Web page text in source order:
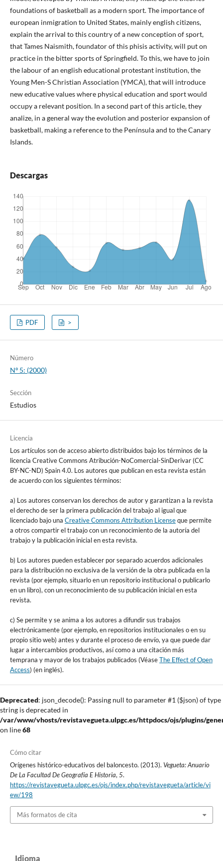
foundations of basketball as a modern sport. The importance of
european inmigration to United States, mainly english citizens,
explain the arrival to this country of a new conception of sport,
that Tames Naismith, foundator of this phisis activity, will put on
practice in the bitter sports of Springfield. To this, we have to join
the labour of an english educational protestant institution, the
Young Men-S Christian Association (YMCA), that will introduce
new educative values where physical education and sport would
occupy a relevant position. In a second part of this article, they
analize, in a general way the evolution and posterior expansion of
basketball, making a reference to the Península and to the Canary
Islands.
Descargas
PDF >
Número
Nº 5: (2000)
Sección
Estudios
Licencia
Los artículos son de acceso abierto distribuidos bajo los términos de la
licencia Creative Commons Atribución-NoComercial-SinDerivar (CC
BY-NC-ND) Spain 4.0. Los autores que publican en esta revista están
de acuerdo con los siguientes términos:
a) Los autores conservan los derechos de autor y garantizan a la revista
el derecho de ser la primera publicación del trabajo al igual que
licenciado bajo una Creative Commons Attribution Licenseque permite
a otros compartir el trabajo con un reconocimiento de la autoría del
trabajo y la publicación inicial en esta revista.
b) Los autores pueden establecer por separado acuerdos adicionales
para la distribución no exclusiva de la versión de la obra publicada en la
revista (por ejemplo, situarlo en un repositorio institucional o publicarlo
en un libro), con un reconocimiento de su publicación inicial en esta
revista.
c) Se permite y se anima a los autores a difundir sus trabajos
electrónicamente (por ejemplo, en repositorios institucionales o en su
propio sitio web) antes y durante el proceso de envío, ya que puede dar
lugar a intercambios productivos, así como a una citación más
temprana y mayor de los trabajos publicados (VéaseThe Effect of Open
Access) (en inglés).
Deprecated: json_decode(): Passing null to parameter #1 ($json) of type
string is deprecated in
/var/www/vhosts/revistavegueta.ulpgc.es/httpdocs/ojs/plugins/
on line68
Cómo citar
Orígenes histórico-educativos del baloncesto. (2013). Vegueta: Anuario
De La Facultad De Geografía E Historia, 5.
https://revistavegueta.ulpgc.es/ojs/index.php/revistavegueta/article/vi
ew/198
Más formatos de cita
Idioma